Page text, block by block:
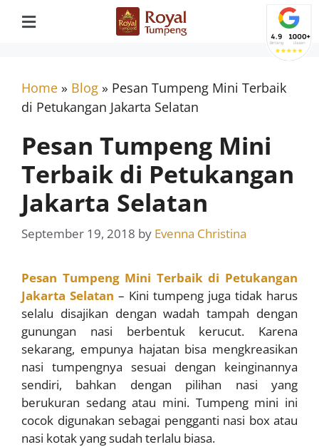
Home » Blog » Pesan Tumpeng Mini Terbaik
di Petukangan Jakarta Selatan
Pesan Tumpeng Mini
Terbaik di Petukangan
Jakarta Selatan
September 19, 2018 by Evenna Christina
Pesan Tumpeng Mini Terbaik di Petukangan
Jakarta Selatan – Kini tumpeng juga tidak harus
selalu disajikan dengan wadah tampah dengan
gunungan nasi berbentuk kerucut. Karena
sekarang, empunya hajatan bisa mengkreasikan
nasi tumpengnya sesuai dengan keinginannya
sendiri, bahkan dengan pilihan nasi yang
berukuran sedang atau mini. Tumpeng mini ini
cocok digunakan sebagai pengganti nasi box atau
nasi kotak yang sudah terlalu biasa.